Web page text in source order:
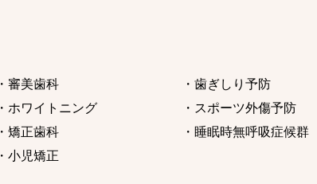
・審美歯科
・ホワイトニング
・矯正歯科
・小児矯正
・歯ぎしり予防
・スポーツ外傷予防
・睡眠時無呼吸症候群